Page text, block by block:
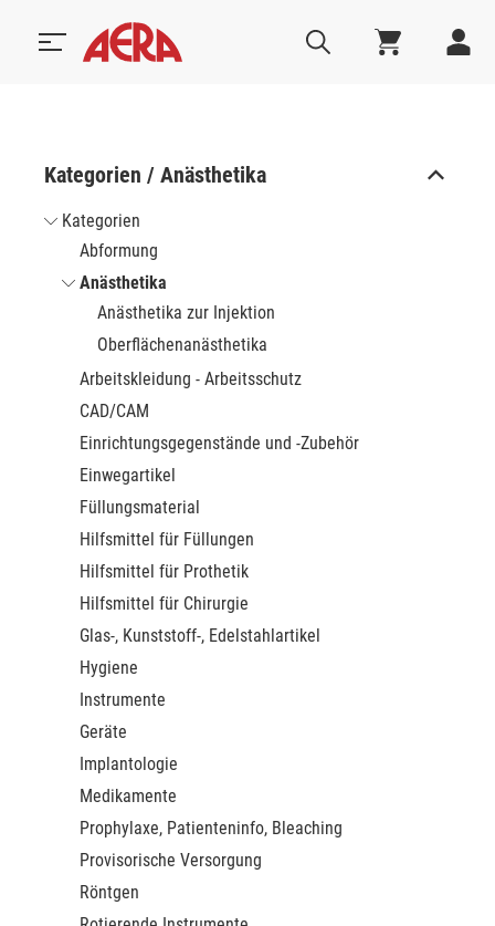
Kategorien / Anästhetika
Kategorien
Abformung
Anästhetika
Anästhetika zur Injektion
Oberflächenanästhetika
Arbeitskleidung - Arbeitsschutz
CAD/CAM
Einrichtungsgegenstände und -Zubehör
Einwegartikel
Füllungsmaterial
Hilfsmittel für Füllungen
Hilfsmittel für Prothetik
Hilfsmittel für Chirurgie
Glas-, Kunststoff-, Edelstahlartikel
Hygiene
Instrumente
Geräte
Implantologie
Medikamente
Prophylaxe, Patienteninfo, Bleaching
Provisorische Versorgung
Röntgen